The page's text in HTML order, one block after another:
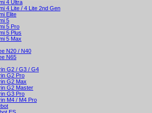
4 Ultra
4 Lite / 4 Lite 2nd Gen
Elite
5
5 Pro
5 Plus
5 Max
N20 / N40
N65
G2 / G3 / G4
G2 Pro
G2 Max
G2 Master
G3 Pro
M4 / M4 Pro